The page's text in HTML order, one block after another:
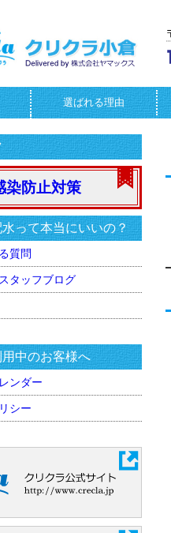
選ばれる理由
染防止対策
って本当にいいの？
質問
タッフブログ
中のお客様へ
ンダー
シー